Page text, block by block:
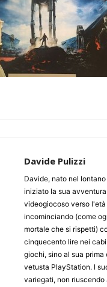
Davide Pulizzi
Davide, nato nel lontano
iniziato la sua
videogiocoso verso
incominciando (come
mortale che si rispetti)
cinquecento lire nei
giochi, sino al sua prima
vetusta PlayStation. I
variegati, non riuscendo